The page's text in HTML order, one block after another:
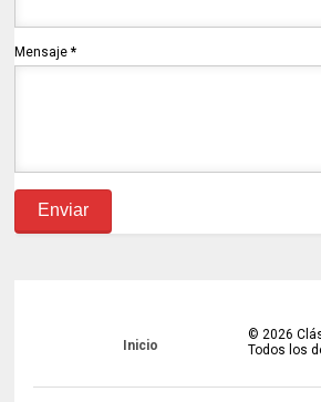
Mensaje*
Inicio
© 2026
Todos los